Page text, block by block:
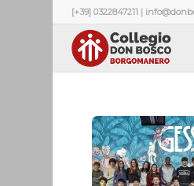
[+39] 0322847211 |